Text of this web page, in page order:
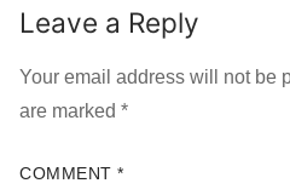
Leave a Reply
Your email address will not be
are marked *
COMMENT *